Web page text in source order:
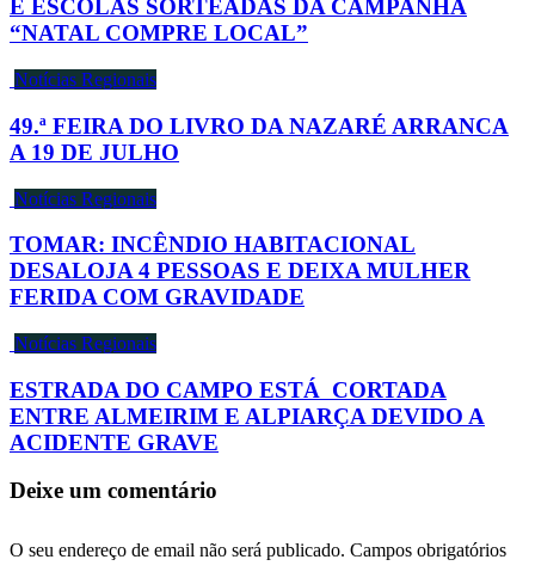
E ESCOLAS SORTEADAS DA CAMPANHA
“NATAL COMPRE LOCAL”
Notícias Regionais
49.ª FEIRA DO LIVRO DA NAZARÉ ARRANCA
A 19 DE JULHO
Notícias Regionais
TOMAR: INCÊNDIO HABITACIONAL
DESALOJA 4 PESSOAS E DEIXA MULHER
FERIDA COM GRAVIDADE
Notícias Regionais
ESTRADA DO CAMPO ESTÁ CORTADA
ENTRE ALMEIRIM E ALPIARÇA DEVIDO A
ACIDENTE GRAVE
Deixe um comentário
O seu endereço de email não será publicado. Campos obrigatórios